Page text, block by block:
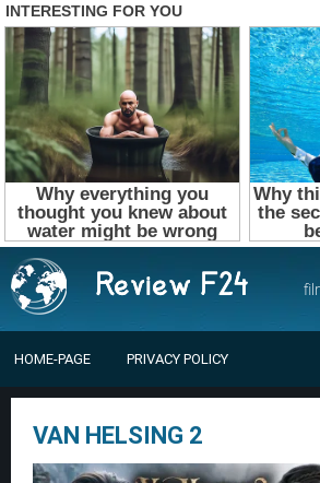
HOME-PAGE PRIVACY POLICY
VAN HELSING 2